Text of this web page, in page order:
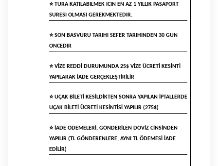
⭐TURA KATILABILMEK ICIN EN AZ 1 YILLIK PASAPORT
SURESI OLMASI GEREKMEKTEDIR.
⭐SON BASVURU TARIHI SEFER TARIHINDEN 30 GUN
ONCEDIR
⭐VİZE REDDİ DURUMUNDA 25$ VİZE ÜCRETİ KESİNTİ
YAPILARAK İADE GERÇEKLEŞTİRİLİR
⭐UÇAK BİLETİ KESİLDİKTEN SONRA YAPILAN İPTALLERDE
UÇAK BİLETİ ÜCRETİ KESİNTİSİ YAPILIR (275$)
⭐İADE ÖDEMELERİ, GÖNDERİLEN DÖVİZ CİNSİNDEN
YAPILIR (TL GÖNDERENLERE, AYNI TL ÖDEMESİ İADE
EDİLİR)